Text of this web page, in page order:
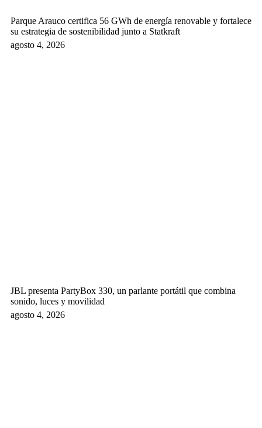
Parque Arauco certifica 56 GWh de energía renovable y fortalece
su estrategia de sostenibilidad junto a Statkraft
agosto 4, 2026
JBL presenta PartyBox 330, un parlante portátil que combina
sonido, luces y movilidad
agosto 4, 2026